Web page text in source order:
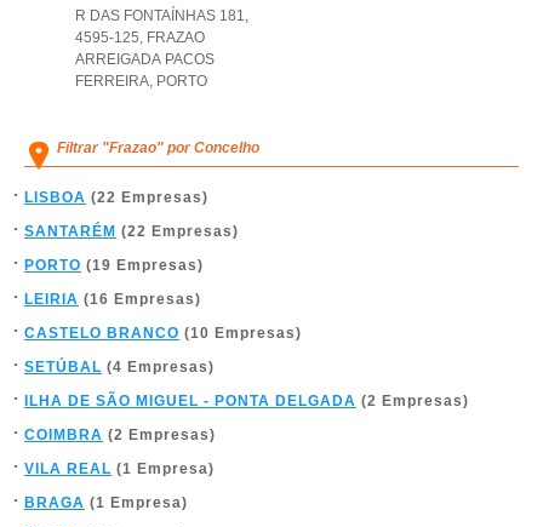
R DAS FONTAÍNHAS 181,
4595-125, FRAZAO
ARREIGADA PACOS
FERREIRA, PORTO
Filtrar "Frazao" por Concelho
LISBOA (22 Empresas)
SANTARÉM (22 Empresas)
PORTO (19 Empresas)
LEIRIA (16 Empresas)
CASTELO BRANCO (10 Empresas)
SETÚBAL (4 Empresas)
ILHA DE SÃO MIGUEL - PONTA DELGADA (2 Empresas)
COIMBRA (2 Empresas)
VILA REAL (1 Empresa)
BRAGA (1 Empresa)